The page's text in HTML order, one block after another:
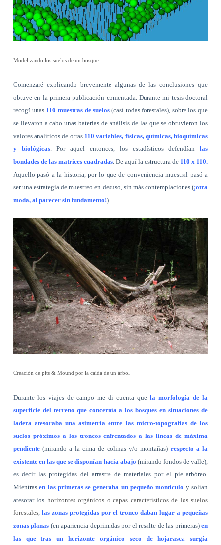
Modelizando los suelos de un bosque
Comenzaré explicando brevemente algunas de las conclusiones que
obtuve en la primera publicación comentada. Durante mi tesis doctoral
recogí unas110 muestras de suelos (casi todas forestales), sobre los que
se llevaron a cabo unas baterías de análisis de las que se obtuvieron los
valores analíticos de otras110 variables, físicas, químicas, bioquímicas
y biológicas. Por aquel entonces, los estadísticos defendíanlas
bondades de las matrices cuadradas. De aquí la estructura de 110 x 110.
Aquello pasó a la historia, por lo que de conveniencia muestral pasó a
ser una estrategia de muestreo en desuso, sin más contemplaciones (¡otra
moda, al parecer sin fundamento!).
Creación de pits & Mound por la caída de un árbol
Durante los viajes de campo me di cuenta quela morfología de la
superficie del terreno que concernía a los bosques en situaciones de
ladera atesoraba una asimetría entre las micro-topografías de los
suelos próximos a los troncos enfrentados a las líneas de máxima
pendiente(mirando a la cima de colinas y/o montañas) respecto a la
existente en las que se disponían hacia abajo (mirando fondos de valle),
es decir las protegidas del arrastre de materiales por el pie arbóreo.
Mientrasen las primeras se generaba un pequeño montículo y solían
atesorar los horizontes orgánicos o capas característicos de los suelos
forestales, las zonas protegidas por el tronco daban lugar a pequeñas
zonas planas (en apariencia deprimidas por el resalte de las primeras)en
las que tras un horizonte orgánico seco de hojarasca surgía